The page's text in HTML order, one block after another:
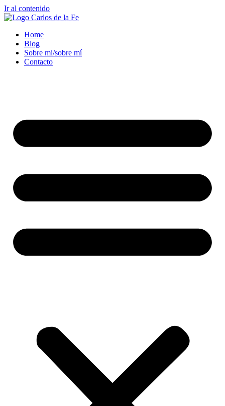
Ir al contenido
Home
Blog
Sobre mi/sobre mí
Contacto